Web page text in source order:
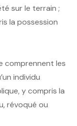
sur le terrain ;
la possession
comprennent les
individu
y compris la
révoqué ou